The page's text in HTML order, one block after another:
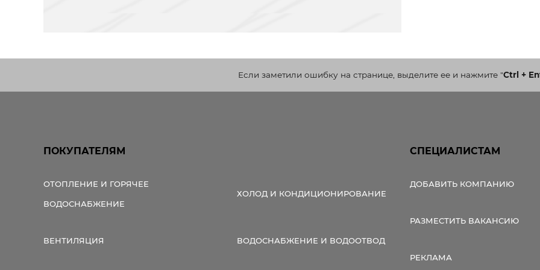
Если заметили ошибку на странице, выделите ее и нажмите"Ctrl +
ПОКУПАТЕЛЯМ
ОТОПЛЕНИЕ И ГОРЯЧЕЕ
ВОДОСНАБЖЕНИЕ
ХОЛОД И КОНДИЦИОНИРОВАНИЕ
ВЕНТИЛЯЦИЯ ВОДОСНАБЖЕНИЕ И ВОДООТВОД
СПЕЦИАЛИСТАМ
ДОБАВИТЬ КОМПАНИЮ
РАЗМЕСТИТЬ ВАКАНСИЮ
РЕКЛАМА